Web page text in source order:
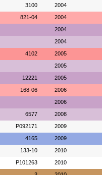
3100 2004
821-04 2004
2004
2004
4102 2005
2005
12221 2005
168-06 2006
2006
6577 2008
P092171 2009
4165 2009
133-10 2010
P101263 2010